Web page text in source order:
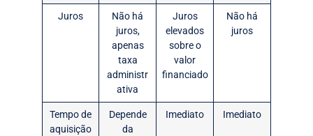
Juros
Não há
juros,
apenas
taxa
administr
ativa
Juros
elevados
sobre o
valor
financiado
Não há
juros
Tempo de
aquisição
Depende
da
Imediato Imediato